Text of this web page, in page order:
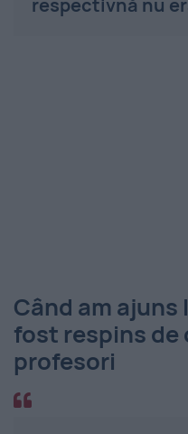
Când am ajuns
fost respins de
profesori